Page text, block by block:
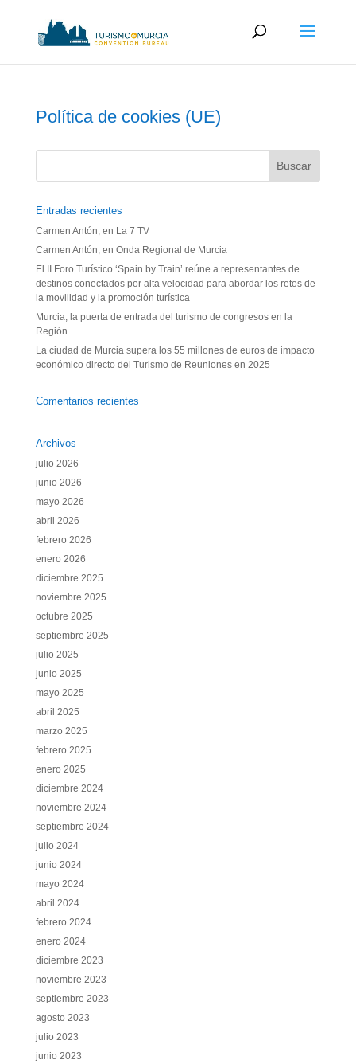
Política de cookies (UE)
Entradas recientes
Carmen Antón, en La 7 TV
Carmen Antón, en Onda Regional de Murcia
El II Foro Turístico ‘Spain by Train’ reúne a representantes de
destinos conectados por alta velocidad para abordar los retos de
la movilidad y la promoción turística
Murcia, la puerta de entrada del turismo de congresos en la
Región
La ciudad de Murcia supera los 55 millones de euros de impacto
económico directo del Turismo de Reuniones en 2025
Comentarios recientes
Archivos
julio 2026
junio 2026
mayo 2026
abril 2026
febrero 2026
enero 2026
diciembre 2025
noviembre 2025
octubre 2025
septiembre 2025
julio 2025
junio 2025
mayo 2025
abril 2025
marzo 2025
febrero 2025
enero 2025
diciembre 2024
noviembre 2024
septiembre 2024
julio 2024
junio 2024
mayo 2024
abril 2024
febrero 2024
enero 2024
diciembre 2023
noviembre 2023
septiembre 2023
agosto 2023
julio 2023
junio 2023